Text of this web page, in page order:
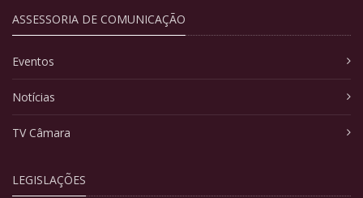
ASSESSORIA DE COMUNICAÇÃO
Eventos
Notícias
TV Câmara
LEGISLAÇÕES